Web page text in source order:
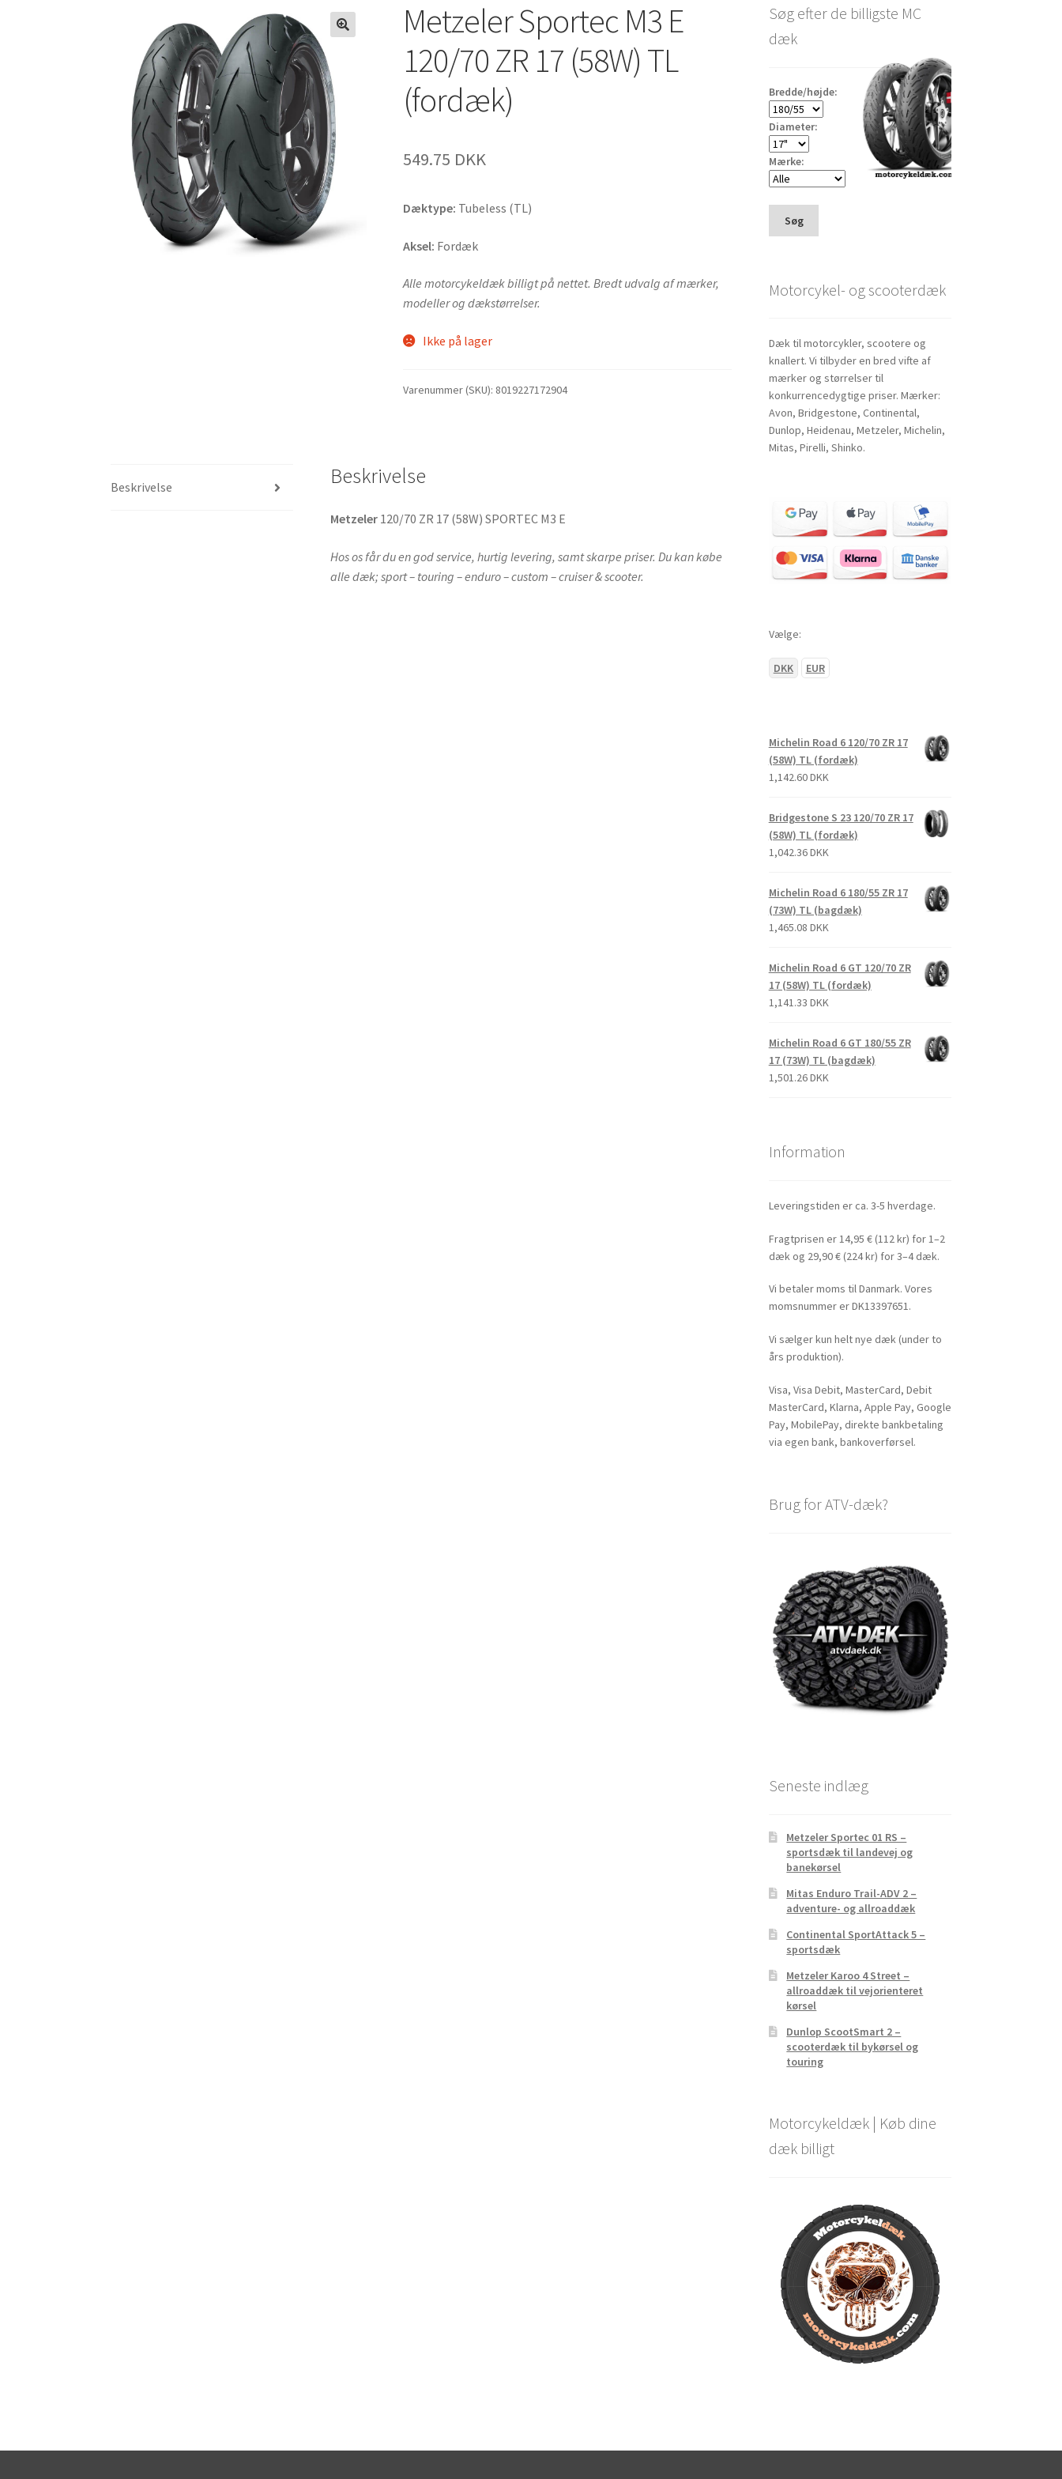
Metzeler Sportec M3 E
120/70 ZR 17 (58W) TL
(fordæk)
549.75 DKK
Dæktype: Tubeless (TL)
Aksel: Fordæk
Alle motorcykeldæk billigt på nettet. Bredt udvalg af mærker,
modeller og dækstørrelser.
Ikke på lager
Varenummer (SKU): 8019227172904
Beskrivelse Beskrivelse
Metzeler 120/70 ZR 17 (58W) SPORTEC M3 E
Hos os får du en god service, hurtig levering, samt skarpe priser. Du kan købe
alle dæk; sport – touring – enduro – custom – cruiser & scooter.
Søg efter de billigste MC
dæk
Bredde/højde:
Diameter:
Mærke:
Søg
Motorcykel- og scooterdæk
Dæk til motorcykler, scootere og
knallert. Vi tilbyder en bred vifte af
mærker og størrelser til
konkurrencedygtige priser. Mærker:
Avon, Bridgestone, Continental,
Dunlop, Heidenau, Metzeler, Michelin,
Mitas, Pirelli, Shinko.
Vælge:
DKK EUR
Michelin Road 6 120/70 ZR 17
(58W) TL (fordæk)
1,142.60 DKK
Bridgestone S 23 120/70 ZR 17
(58W) TL (fordæk)
1,042.36 DKK
Michelin Road 6 180/55 ZR 17
(73W) TL (bagdæk)
1,465.08 DKK
Michelin Road 6 GT 120/70 ZR
17 (58W) TL (fordæk)
1,141.33 DKK
Michelin Road 6 GT 180/55 ZR
17 (73W) TL (bagdæk)
1,501.26 DKK
Information
Leveringstiden er ca. 3-5 hverdage.
Fragtprisen er 14,95 € (112 kr) for 1–2
dæk og 29,90 € (224 kr) for 3–4 dæk.
Vi betaler moms til Danmark. Vores
momsnummer er DK13397651.
Vi sælger kun helt nye dæk (under to
års produktion).
Visa, Visa Debit, MasterCard, Debit
MasterCard, Klarna, Apple Pay, Google
Pay, MobilePay, direkte bankbetaling
via egen bank, bankoverførsel.
Brug for ATV-dæk?
Seneste indlæg
Metzeler Sportec 01 RS –
sportsdæk til landevej og
banekørsel
Mitas Enduro Trail-ADV 2 –
adventure- og allroaddæk
Continental SportAttack 5 –
sportsdæk
Metzeler Karoo 4 Street –
allroaddæk til vejorienteret
kørsel
Dunlop ScootSmart 2 –
scooterdæk til bykørsel og
touring
Motorcykeldæk | Køb dine
dæk billigt